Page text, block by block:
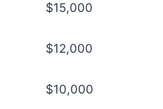
$15,000
$12,000
$10,000